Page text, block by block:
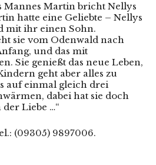
Mannes Martin bricht Nellys
hatte eine Geliebte – Nellys
mit ihr einen Sohn.
sie vom Odenwald nach
und das mit
Sie genießt das neue Leben,
geht aber alles zu
auf einmal gleich drei
dabei hat sie doch
Liebe …“
(09305) 9897006.